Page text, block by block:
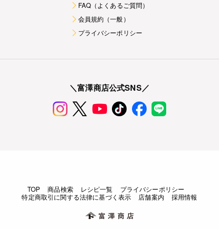
FAQ（よくあるご質問）
会員規約（一般）
プライバシーポリシー
＼富澤商店公式SNS／
TOP 商品検索 レシピ一覧
プライバシーポリシー
特定商取引に関する法律に基づく表示
店舗案内 採用情報